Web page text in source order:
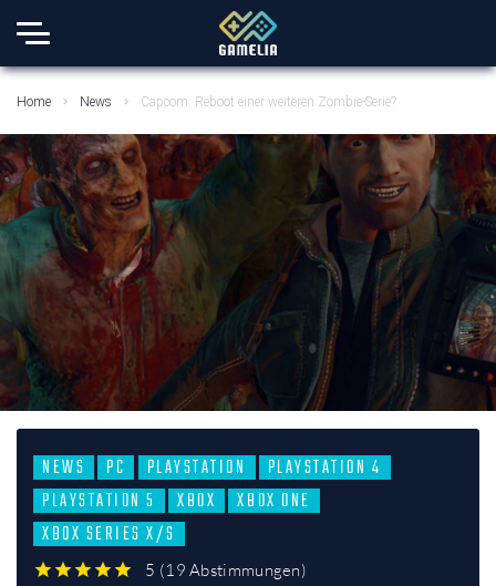
Home News Capcom: Reboot einer weiteren Zombie-Serie?
NEWS PC PLAYSTATION
PLAYSTATION 4
PLAYSTATION 5
XBOX
XBOX ONE
XBOX SERIES X/S
5 (19 Abstimmungen)